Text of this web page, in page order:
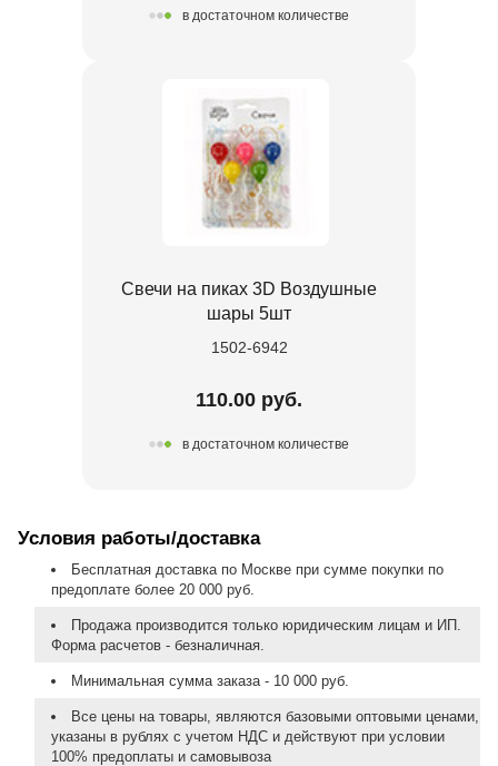
в достаточном количестве
Свечи на пиках 3D Воздушные
шары 5шт
1502-6942
110.00 руб.
в достаточном количестве
Условия работы/доставка
Бесплатная доставка по Москве при сумме покупки по
предоплате более 20 000 руб.
Продажа производится только юридическим лицам и ИП.
Форма расчетов - безналичная.
Минимальная сумма заказа - 10 000 руб.
Все цены на товары, являются базовыми оптовыми ценами,
указаны в рублях с учетом НДС и действуют при условии
100% предоплаты и самовывоза